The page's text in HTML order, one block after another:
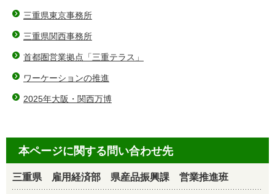
三重県東京事務所
三重県関西事務所
首都圏営業拠点「三重テラス」
ワーケーションの推進
2025年大阪・関西万博
本ページに関する問い合わせ先
三重県 雇用経済部 県産品振興課 営業推進班